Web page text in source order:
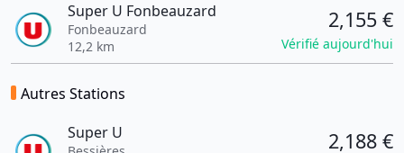
Super U Fonbeauzard
Fonbeauzard
12,2 km
2,155 €
Vérifié aujourd'hui
Autres Stations
Super U
2,188 €